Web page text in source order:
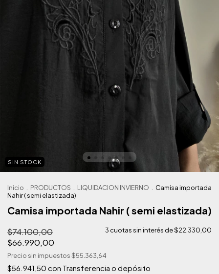
SIN STOCK
Inicio . PRODUCTOS . LIQUIDACION INVIERNO . Camisa importada
Nahir ( semi elastizada)
Camisa importada Nahir ( semi elastizada)
$74.100,00
$66.990,00
3 cuotas sin interés de$22.330,00
Precio sin impuestos$55.363,64
$56.941,50 con Transferencia o depósito